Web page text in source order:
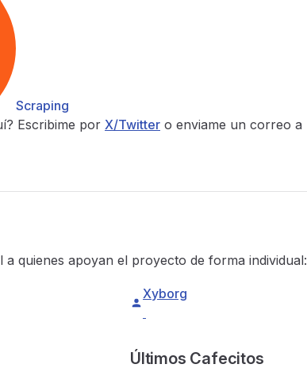
Scraping
Escribime por X/Twitter o enviame un correo a
a quienes apoyan el proyecto de forma individual:
Xyborg
Últimos Cafecitos